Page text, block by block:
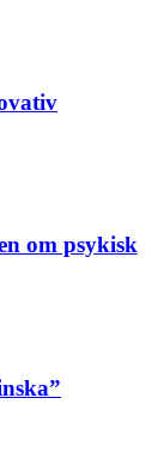
om psykisk